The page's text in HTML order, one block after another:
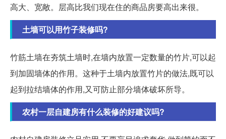
高大、宽敞。层高比我们现在住的商品房要高出来很。
土墙可以用竹子装修吗?
竹筋土墙在夯筑土墙时,在墙内放置一定数量的竹片,可以起
到加固墙体的作用。这种于土墙内放置竹片的做法,既可以
起到拉结墙体的作用,又可防止部分墙体破坏所导。
农村一层自建房有什么装修的好建议吗?